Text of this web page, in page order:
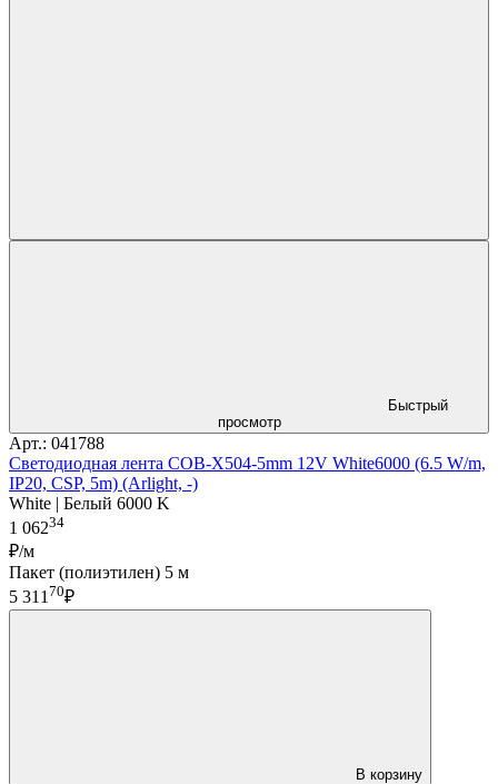
Быстрый
просмотр
Арт.: 041788
Светодиодная лента COB-X504-5mm 12V White6000 (6.5 W/m,
IP20, CSP, 5m) (Arlight, -)
White | Белый 6000 K
1 06234
₽/м
Пакет (полиэтилен) 5 м
5 31170₽
В корзину